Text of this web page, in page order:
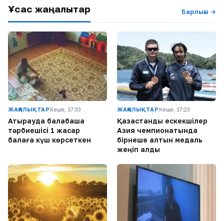
Ұқсас жаңалықтар Барлығы →
ЖАҢАЛЫҚТАР Кеше, 17:33
Атырауда балабақша
тәрбиешісі 1 жасар
балаға күш көрсеткен
ЖАҢАЛЫҚТАР Кеше, 17:23
Қазақстандық ескекшілер
Азия чемпионатында
бірнеше алтын медаль
жеңіп алды